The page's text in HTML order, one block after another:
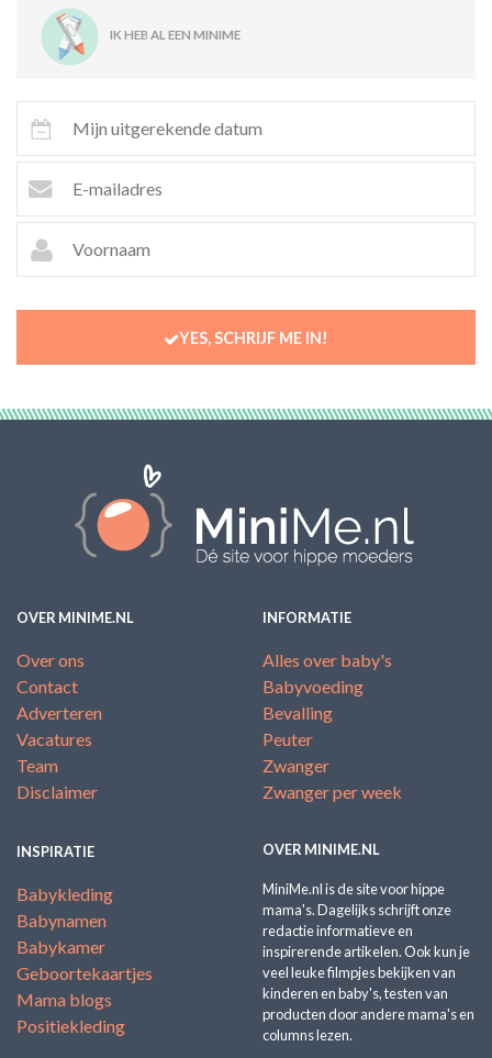
IK HEB AL EEN MINIME
YES, SCHRIJF ME IN!
OVER MINIME.NL
Over ons
Contact
Adverteren
Vacatures
Team
Disclaimer
INFORMATIE
Alles over baby's
Babyvoeding
Bevalling
Peuter
Zwanger
Zwanger per week
INSPIRATIE
Babykleding
Babynamen
Babykamer
Geboortekaartjes
Mama blogs
Positiekleding
OVER MINIME.NL
MiniMe.nl is de site voor hippe
mama's. Dagelijks schrijft onze
redactie informatieve en
inspirerende artikelen. Ook kun je
veel leuke filmpjes bekijken van
kinderen en baby's, testen van
producten door andere mama's en
columns lezen.